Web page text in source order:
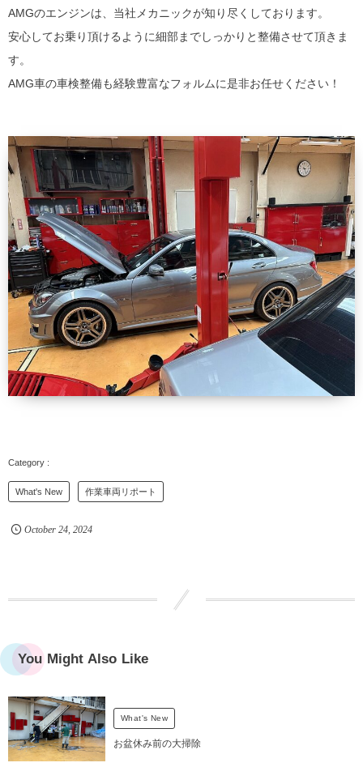
AMGのエンジンは、当社メカニックが知り尽くしております。
安心してお乗り頂けるように細部までしっかりと整備させて頂きま
す。
AMG車の車検整備も経験豊富なフォルムに是非お任せください！
What's New 作業車両リポート
October 24, 2024
You Might Also Like
What's New
お盆休み前の大掃除